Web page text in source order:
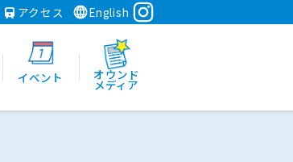
アクセス English
イベント オウンド
メディア